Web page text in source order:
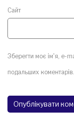
Сайт
Зберегти моє ім'я, e-
подальших коментарів.